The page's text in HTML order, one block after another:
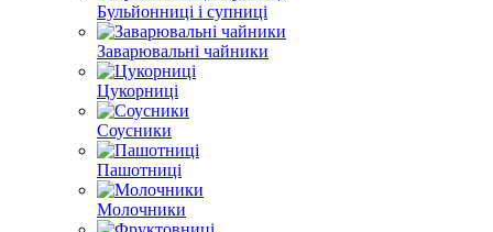
Бульйонниці і супниці
Заварювальні чайники
Цукорниці
Соусники
Пашотниці
Молочники